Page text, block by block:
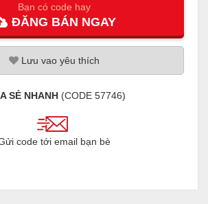
Bạn có code hay
ĐĂNG BÁN NGAY
Lưu vao yêu thích
SẺ NHANH(CODE 57746)
code tới email bạn bè